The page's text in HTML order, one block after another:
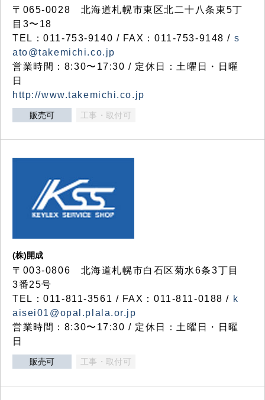
〒065-0028 北海道札幌市東区北二十八条東5丁
目3〜18
TEL：011-753-9140 / FAX：011-753-9148 / s
ato@takemichi.co.jp
営業時間：8:30〜17:30 / 定休日：土曜日・日曜
日
http://www.takemichi.co.jp
販売可 工事・取付可
(株)開成
〒003-0806 北海道札幌市白石区菊水6条3丁目
3番25号
TEL：011-811-3561 / FAX：011-811-0188 / k
aisei01@opal.plala.or.jp
営業時間：8:30〜17:30 / 定休日：土曜日・日曜
日
販売可 工事・取付可